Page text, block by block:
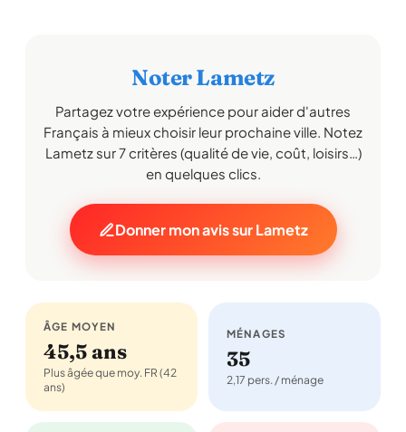
Noter Lametz
Partagez votre expérience pour aider d'autres
Français à mieux choisir leur prochaine ville. Notez
Lametz sur 7 critères (qualité de vie, coût, loisirs…)
en quelques clics.
Donner mon avis sur Lametz
ÂGE MOYEN
45,5 ans
Plus âgée que moy. FR (42
ans)
MÉNAGES
35
2,17 pers. / ménage